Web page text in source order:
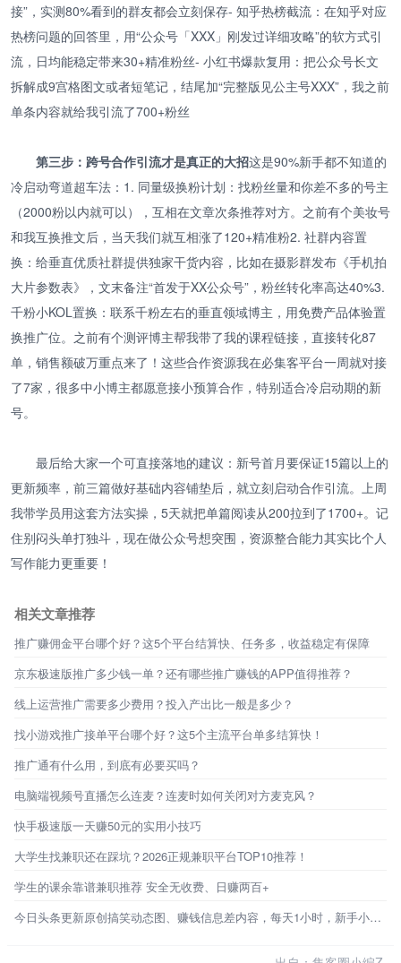
接”，实测80%看到的群友都会立刻保存- 知乎热榜截流：在知乎对应
热榜问题的回答里，用“公众号「XXX」刚发过详细攻略”的软方式引
流，日均能稳定带来30+精准粉丝- 小红书爆款复用：把公众号长文
拆解成9宫格图文或者短笔记，结尾加“完整版见公主号XXX”，我之前
单条内容就给我引流了700+粉丝
第三步：跨号合作引流才是真正的大招这是90%新手都不知道的
冷启动弯道超车法：1. 同量级换粉计划：找粉丝量和你差不多的号主
（2000粉以内就可以），互相在文章次条推荐对方。之前有个美妆号
和我互换推文后，当天我们就互相涨了120+精准粉2. 社群内容置
换：给垂直优质社群提供独家干货内容，比如在摄影群发布《手机拍
大片参数表》，文末备注“首发于XX公众号”，粉丝转化率高达40%3.
千粉小KOL置换：联系千粉左右的垂直领域博主，用免费产品体验置
换推广位。之前有个测评博主帮我带了我的课程链接，直接转化87
单，销售额破万重点来了！这些合作资源我在必集客平台一周就对接
了7家，很多中小博主都愿意接小预算合作，特别适合冷启动期的新
号。
最后给大家一个可直接落地的建议：新号首月要保证15篇以上的
更新频率，前三篇做好基础内容铺垫后，就立刻启动合作引流。上周
我带学员用这套方法实操，5天就把单篇阅读从200拉到了1700+。记
住别闷头单打独斗，现在做公众号想突围，资源整合能力其实比个人
写作能力更重要！
相关文章推荐
推广赚佣金平台哪个好？这5个平台结算快、任务多，收益稳定有保障
京东极速版推广多少钱一单？还有哪些推广赚钱的APP值得推荐？
线上运营推广需要多少费用？投入产出比一般是多少？
找小游戏推广接单平台哪个好？这5个主流平台单多结算快！
推广通有什么用，到底有必要买吗？
电脑端视频号直播怎么连麦？连麦时如何关闭对方麦克风？
快手极速版一天赚50元的实用小技巧
大学生找兼职还在踩坑？2026正规兼职平台TOP10推荐！
学生的课余靠谱兼职推荐 安全无收费、日赚两百+
今日头条更新原创搞笑动态图、赚钱信息差内容，每天1小时，新手小白也能做！